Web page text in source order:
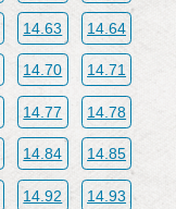
14.63 14.64
14.70 14.71
14.77 14.78
14.84 14.85
14.92 14.93